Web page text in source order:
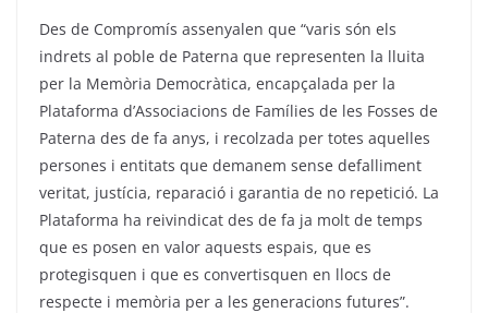
Des de Compromís assenyalen que “varis són els
indrets al poble de Paterna que representen la lluita
per la Memòria Democràtica, encapçalada per la
Plataforma d’Associacions de Famílies de les Fosses de
Paterna des de fa anys, i recolzada per totes aquelles
persones i entitats que demanem sense defalliment
veritat, justícia, reparació i garantia de no repetició. La
Plataforma ha reivindicat des de fa ja molt de temps
que es posen en valor aquests espais, que es
protegisquen i que es convertisquen en llocs de
respecte i memòria per a les generacions futures”.